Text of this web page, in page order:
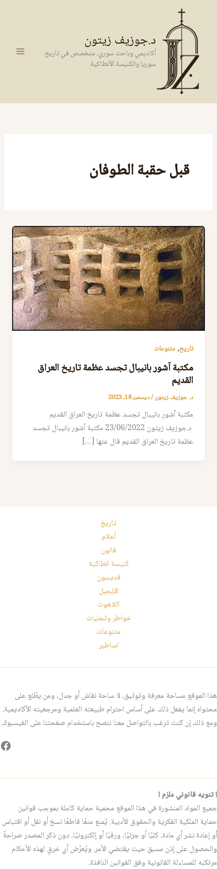
المحتوى
د.جوزيف زيتون
أكاديمي وباحث سوري، متخصص في تاريخ
سوريا والكنيسة الأنطاكية.
قبل حقبة الطوفان
تاريخ,متنوعات
مكتبة آشور بانيبال تجسد عظمة تاريخ العراق
القديم
د. جوزيف زيتون/ديسمبر 18, 2023
مكتبة آشور بانيبال تجسد عظمة تاريخ العراق القديم
د.جوزيف زيتون 23/06/2022 مكتبة آشور بانيبال تجسد
عظمة تاريخ العراق القديم قال عنها […]
تاريخ
أعلام
قانون
كنيسة انطاكية
قديسون
الإنجيل
اللاهوت
خواطر وتجليات
متنوعات
اساطير
هذا الموقع مساحة معرفة وتوثيق، لا ساحة نقاش أو جدل، ومن يطّلع على
محتواه إنما يفعل ذلك على أساس احترام طبيعته العلمية ومرجعيته الأكاديمية.
ومع ذلك إن كنت ترغب بالتواصل معنا ننصح باستخدام صفحتنا على الفيسبوك.
! تنويه قانوني ملزم !
جميع المواد المنشورة في هذا الموقع محمية حماية كاملة بموجب قوانين
حماية الملكية الفكرية والحقوق الأدبية. يُمنع منعًا قاطعًا نسخ أو نقل أو اقتباس
أو إعادة نشر أي مادة، كليًا أو جزئيًا، ورقيًا أو إلكترونيًا، دون ذكر المصدر صراحةً
والحصول على إذن مسبق حيث يقتضي الأمر. ويُعرّض أي خرقٍ لهذه الأحكام
مرتكبه للمساءلة القانونية وفق القوانين النافذة.